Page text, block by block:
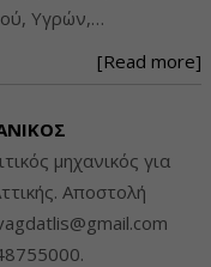
Υγρών,…
[Read more]
μηχανικός για
Αποστολή
Εισηγητής:
Τιμή από: €190.00
Διάρκεια: 12 ώρες